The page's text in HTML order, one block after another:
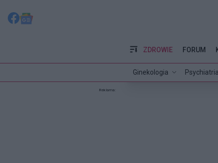
ZDROWIE
Ginekologia Psychiatria
FORUM
Reklama: